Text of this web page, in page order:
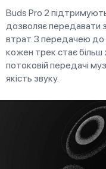
Buds Pro 2
дозволяє передавати
втрат. З передачею до
кожен трек стає більш
потоковій передачі
якість звуку.